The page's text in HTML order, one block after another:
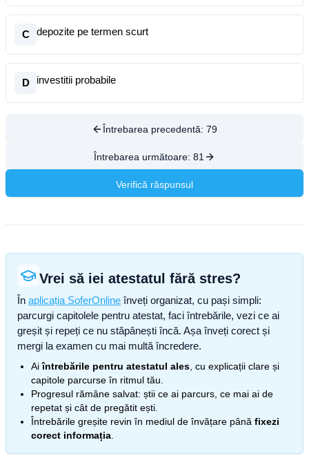
C depozite pe termen scurt
D investitii probabile
Întrebarea precedentă: 79
Întrebarea următoare: 81
Verifică răspunsul
Vrei să iei atestatul fără stres?
În aplicația SoferOnline înveți organizat, cu pași simpli:
parcurgi capitolele pentru atestat, faci întrebările, vezi ce ai
greșit și repeți ce nu stăpânești încă. Așa înveți corect și
mergi la examen cu mai multă încredere.
Aiîntrebările pentru atestatul ales , cu explicații clare și
capitole parcurse în ritmul tău.
Progresul rămâne salvat: știi ce ai parcurs, ce mai ai de
repetat și cât de pregătit ești.
Întrebările greșite revin în mediul de învățare până fixezi
corect informația